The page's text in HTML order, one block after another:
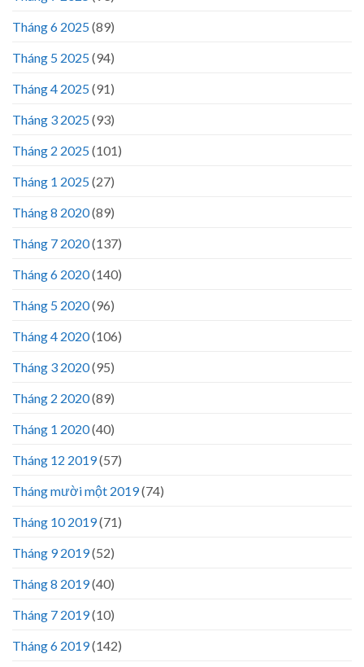
Tháng 6 2025(89)
Tháng 5 2025(94)
Tháng 4 2025(91)
Tháng 3 2025(93)
Tháng 2 2025(101)
Tháng 1 2025(27)
Tháng 8 2020(89)
Tháng 7 2020(137)
Tháng 6 2020(140)
Tháng 5 2020(96)
Tháng 4 2020(106)
Tháng 3 2020(95)
Tháng 2 2020(89)
Tháng 1 2020(40)
Tháng 12 2019(57)
Tháng mười một 2019(74)
Tháng 10 2019(71)
Tháng 9 2019(52)
Tháng 8 2019(40)
Tháng 7 2019(10)
Tháng 6 2019(142)